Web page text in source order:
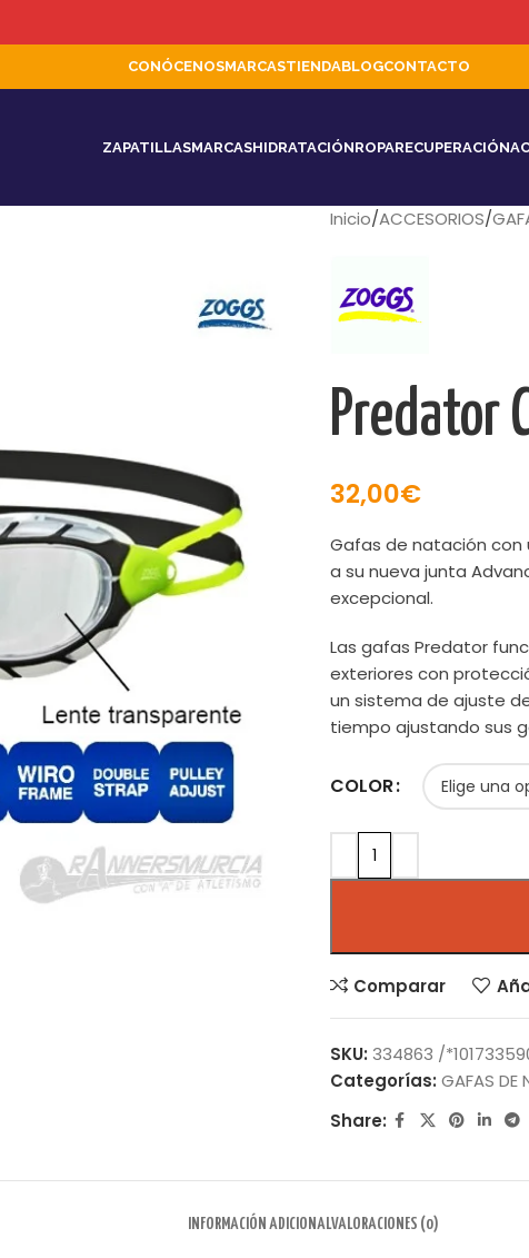
CONÓCENOSMARCASTIENDABLOGCONTACTO
ZAPATILLASMARCASHIDRATACIÓNROPARECUPERACIÓN
Inicio ACCESORIOS
Predator
32,00€
Gafas de natación con
a su nueva junta
excepcional.
Las gafas Predator
exteriores con
un sistema de ajuste
tiempo ajustando sus
COLOR
Comparar
SKU: 334863 /
Categorías: GAFAS DE
Share:
INFORMACIÓN ADICIONALVALORACIONES (0)